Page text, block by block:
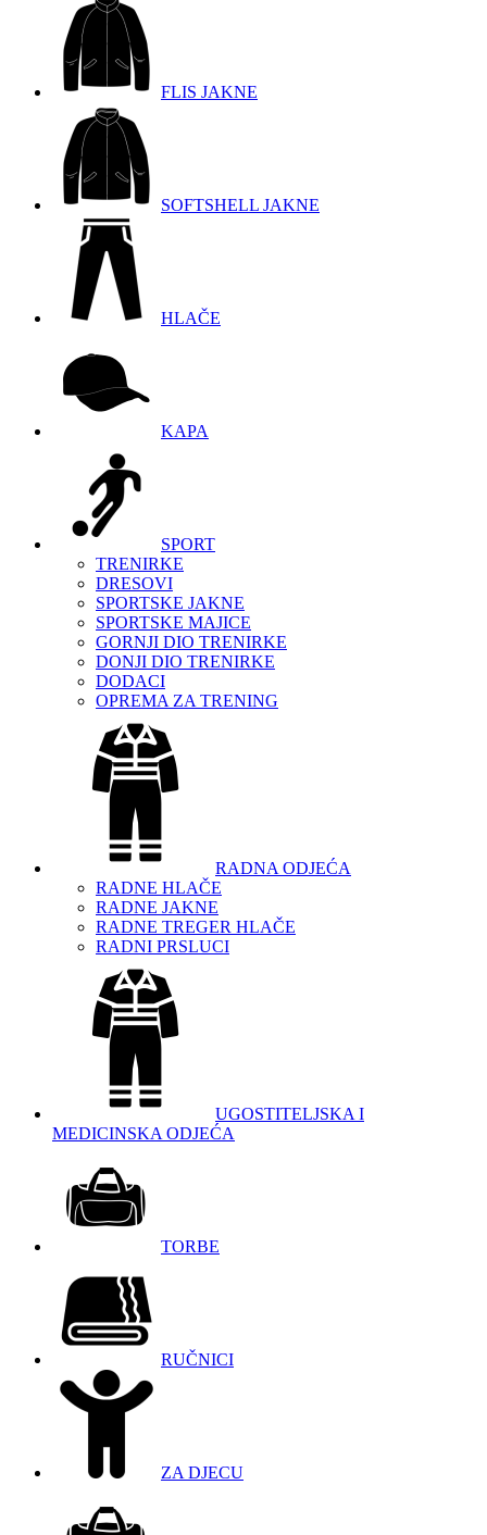
FLIS JAKNE
SOFTSHELL JAKNE
HLAČE
KAPA
SPORT
TRENIRKE
DRESOVI
SPORTSKE JAKNE
SPORTSKE MAJICE
GORNJI DIO TRENIRKE
DONJI DIO TRENIRKE
DODACI
OPREMA ZA TRENING
RADNA ODJEĆA
RADNE HLAČE
RADNE JAKNE
RADNE TREGER HLAČE
RADNI PRSLUCI
UGOSTITELJSKA I
MEDICINSKA ODJEĆA
TORBE
RUČNICI
ZA DJECU